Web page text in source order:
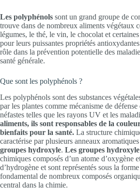
Les polyphénols sont un grand groupe de
trouve dans de nombreux aliments végétaux
légumes, le thé, le vin, le chocolat et
pour leurs puissantes propriétés
rôle dans la prévention potentielle des
santé générale.
Que sont les polyphénols ?
Les polyphénols sont des substances
par les plantes comme mécanisme de
néfastes telles que les rayons UV et les
aliments, ils sont responsables de la
bienfaits pour la santé. La structure
caractérise par plusieurs anneaux
groupes hydroxyle. Les groupes hydroxyle
chimiques composés d’un atome d’oxygène
d’hydrogène et sont représentés sous la forme
fondamental de nombreux composés
central dans la chimie.